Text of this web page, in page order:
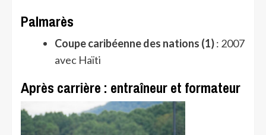
Palmarès
Coupe caribéenne des nations (1): 2007
avec Haïti
Après carrière : entraîneur et formateur